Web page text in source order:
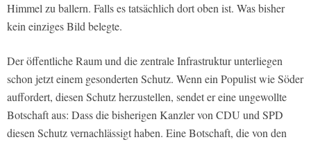
Himmel zu ballern. Falls es tatsächlich dort oben ist. Was bisher
kein einziges Bild belegte.
Der öffentliche Raum und die zentrale Infrastruktur unterliegen
schon jetzt einem gesonderten Schutz. Wenn ein Populist wie Söder
auffordert, diesen Schutz herzustellen, sendet er eine ungewollte
Botschaft aus: Dass die bisherigen Kanzler von CDU und SPD
diesen Schutz vernachlässigt haben. Eine Botschaft, die von den